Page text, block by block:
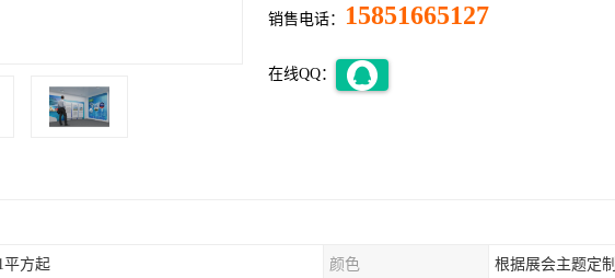
销售电话： 15851665127
在线QQ：
平方起 颜色 根据展会主题定制